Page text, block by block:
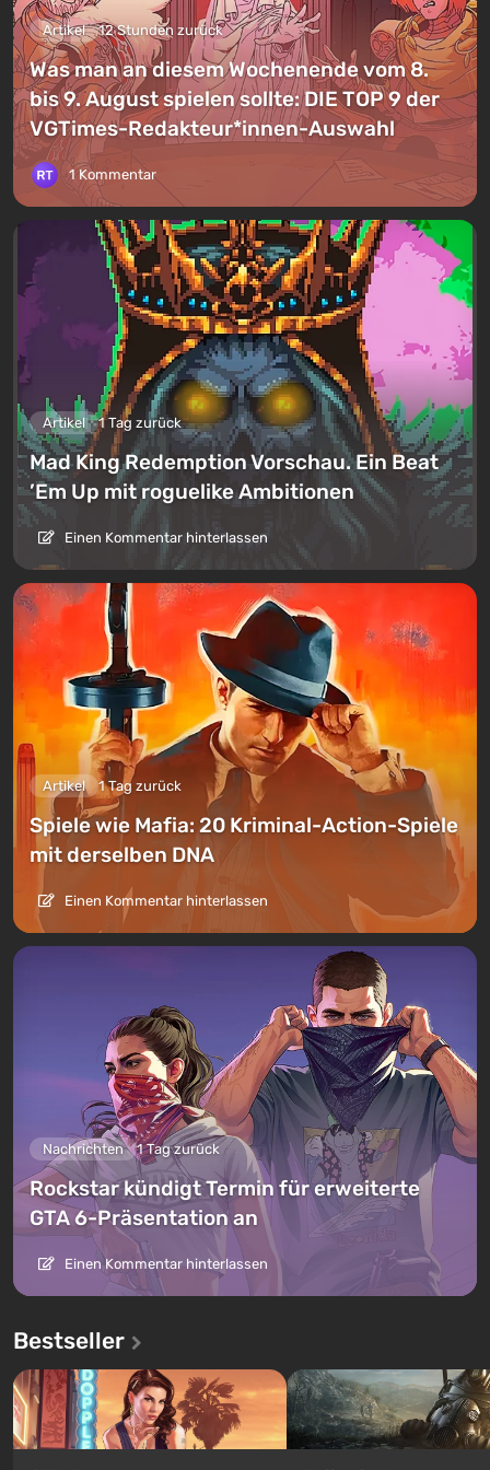
Artikel 12 Stunden zurück
Was man an diesem Wochenende vom 8.
bis 9. August spielen sollte: DIE TOP 9 der
VGTimes-Redakteur*innen-Auswahl
1 Kommentar
Artikel 1 Tag zurück
Mad King Redemption Vorschau. Ein Beat
’Em Up mit roguelike Ambitionen
Einen Kommentar hinterlassen
Artikel 1 Tag zurück
Spiele wie Mafia: 20 Kriminal-Action-Spiele
mit derselben DNA
Einen Kommentar hinterlassen
Nachrichten 1 Tag zurück
Rockstar kündigt Termin für erweiterte
GTA 6-Präsentation an
Einen Kommentar hinterlassen
Bestseller